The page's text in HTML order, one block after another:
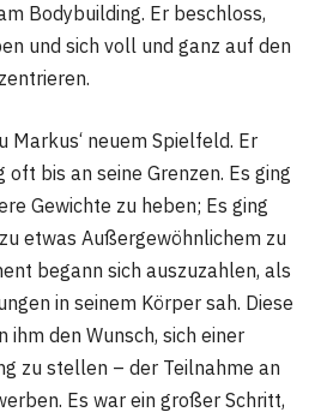
Bodybuilding. Er beschloss,
und sich voll und ganz auf den
Markus‘ neuem Spielfeld. Er
bis an seine Grenzen. Es ging
Gewichte zu heben; Es ging
etwas Außergewöhnlichem zu
begann sich auszuzahlen, als
in seinem Körper sah. Diese
ihm den Wunsch, sich einer
zu stellen – der Teilnahme an
Es war ein großer Schritt,